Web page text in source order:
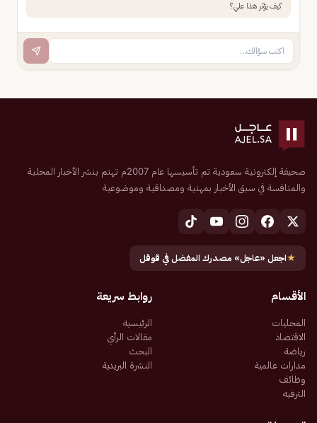
كيف يؤثر هذا علي؟
صحيفة إلكترونية سعودية تم تأسيسها عام 2007م تهتم بنشر الأخبار المحلية
والمنافسة في سبق الأخبار بمهنية ومصداقية وموضوعية
★اجعل «عاجل» مصدرك المفضل في قوقل
الأقسام
المحليات
الاقتصاد
رياضة
مدارات عالمية
وظائف
الترفيه
روابط سريعة
الرئيسية
مقالات الرأي
البحث
النشرة البريدية